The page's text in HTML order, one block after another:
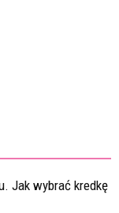
Jak wybrać kredkę